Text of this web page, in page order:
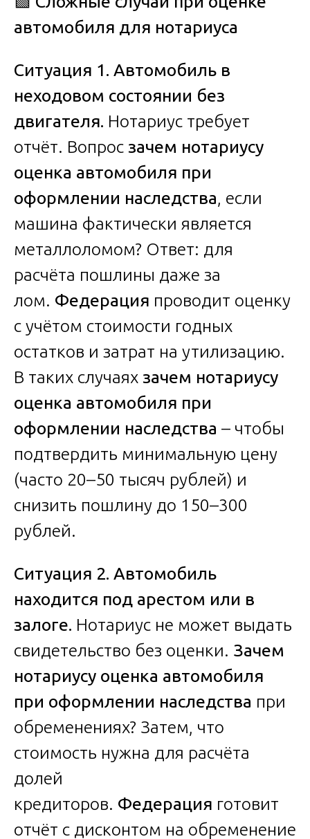
автомобиля для нотариуса
Ситуация 1. Автомобиль в
неходовом состоянии без
двигателя. Нотариус требует
отчёт. Вопрос зачем нотариусу
оценка автомобиля при
оформлении наследства, если
машина фактически является
металлоломом? Ответ: для
расчёта пошлины даже за
лом. Федерация проводит оценку
с учётом стоимости годных
остатков и затрат на утилизацию.
В таких случаях зачем нотариусу
оценка автомобиля при
оформлении наследства – чтобы
подтвердить минимальную цену
(часто 20–50 тысяч рублей) и
снизить пошлину до 150–300
рублей.
Ситуация 2. Автомобиль
находится под арестом или в
залоге. Нотариус не может выдать
свидетельство без оценки. Зачем
нотариусу оценка автомобиля
при оформлении наследства при
обременениях? Затем, что
стоимость нужна для расчёта
долей
кредиторов. Федерация готовит
отчёт с дисконтом на обременение